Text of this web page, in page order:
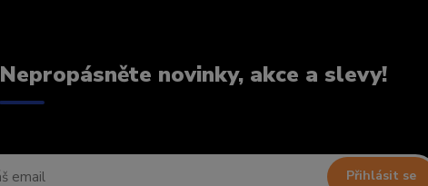
Nepropásněte novinky, akce a slevy!
Přihlásit se